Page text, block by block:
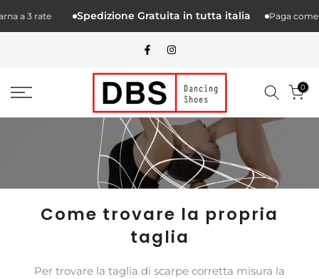
Skip
to
a 3 rate Spedizione Gratuita in tutta italia Paga come
0
Come trovare la propria
taglia
Per trovare la taglia di scarpe corretta misura la